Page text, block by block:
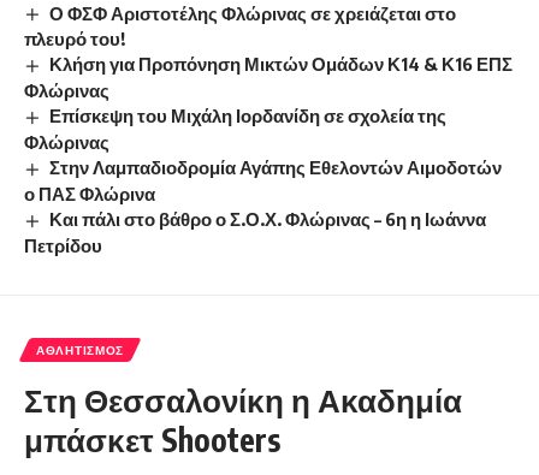
Ο ΦΣΦ Αριστοτέλης Φλώρινας σε χρειάζεται στο
πλευρό του!
Κλήση για Προπόνηση Μικτών Ομάδων Κ14 & Κ16 ΕΠΣ
Φλώρινας
Επίσκεψη του Μιχάλη Ιορδανίδη σε σχολεία της
Φλώρινας
Στην Λαμπαδιοδρομία Αγάπης Εθελοντών Αιμοδοτών
ο ΠΑΣ Φλώρινα
Και πάλι στο βάθρο ο Σ.Ο.Χ. Φλώρινας – 6η η Ιωάννα
Πετρίδου
ΑΘΛΗΤΙΣΜΌΣ
Στη Θεσσαλονίκη η Ακαδημία
μπάσκετ Shooters